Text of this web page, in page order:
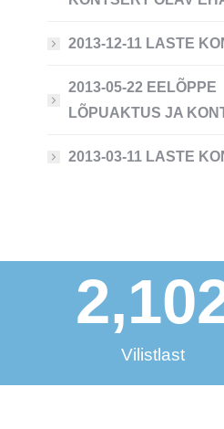
2013-12-11 LASTE
2013-05-22 EELÕPPE
LÕPUAKTUS JA
2013-03-11 LASTE
Vilistlast